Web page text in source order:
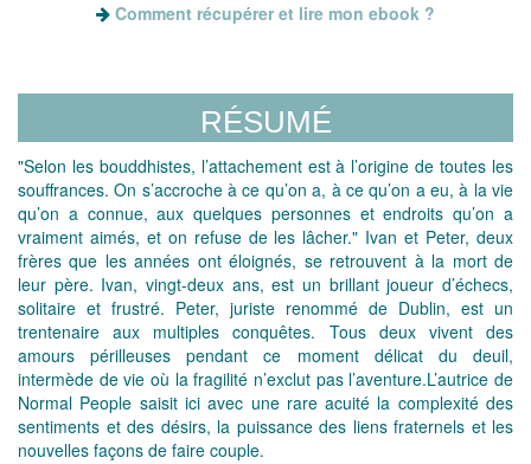
Comment récupérer et lire mon ebook ?
RÉSUMÉ
"Selon les bouddhistes, l’attachement est à l’origine de toutes les
souffrances. On s’accroche à ce qu’on a, à ce qu’on a eu, à la vie
qu’on a connue, aux quelques personnes et endroits qu’on a
vraiment aimés, et on refuse de les lâcher." Ivan et Peter, deux
frères que les années ont éloignés, se retrouvent à la mort de
leur père. Ivan, vingt-deux ans, est un brillant joueur d’échecs,
solitaire et frustré. Peter, juriste renommé de Dublin, est un
trentenaire aux multiples conquêtes. Tous deux vivent des
amours périlleuses pendant ce moment délicat du deuil,
intermède de vie où la fragilité n’exclut pas l’aventure.L’autrice de
Normal People saisit ici avec une rare acuité la complexité des
sentiments et des désirs, la puissance des liens fraternels et les
nouvelles façons de faire couple.